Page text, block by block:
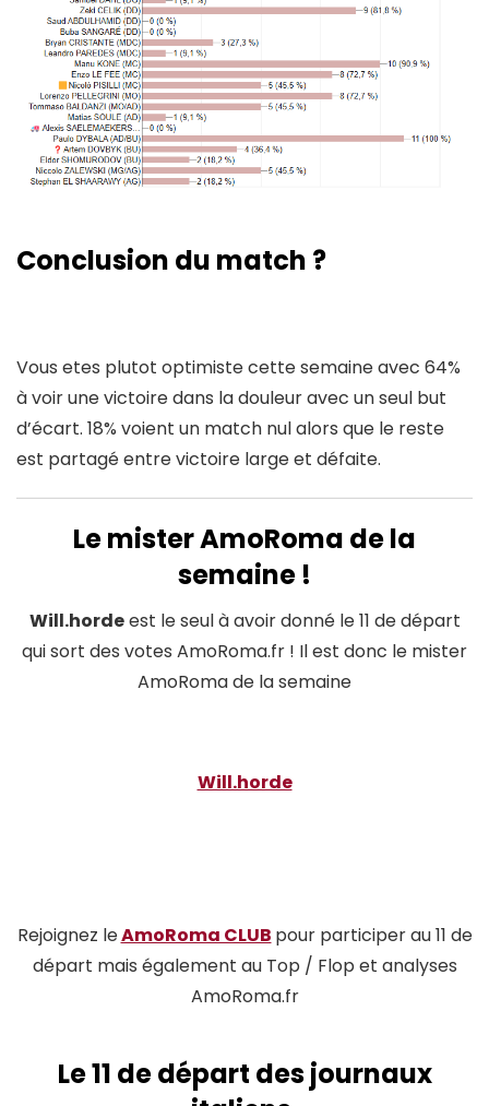
Conclusion du match ?
Vous etes plutot optimiste cette semaine avec 64%
à voir une victoire dans la douleur avec un seul but
d’écart. 18% voient un match nul alors que le reste
est partagé entre victoire large et défaite.
Le mister AmoRoma de la
semaine !
Will.hordeest le seul à avoir donné le 11 de départ
qui sort des votes AmoRoma.fr ! Il est donc le mister
AmoRoma de la semaine
Will.horde
Rejoignez leAmoRoma CLUB pour participer au 11 de
départ mais également au Top / Flop et analyses
AmoRoma.fr
Le 11 de départ des journaux